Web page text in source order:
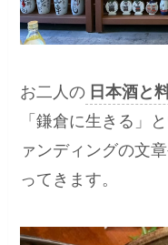
お二人の 日本酒と
「鎌倉に生きる」
ァンディングの文
ってきます。